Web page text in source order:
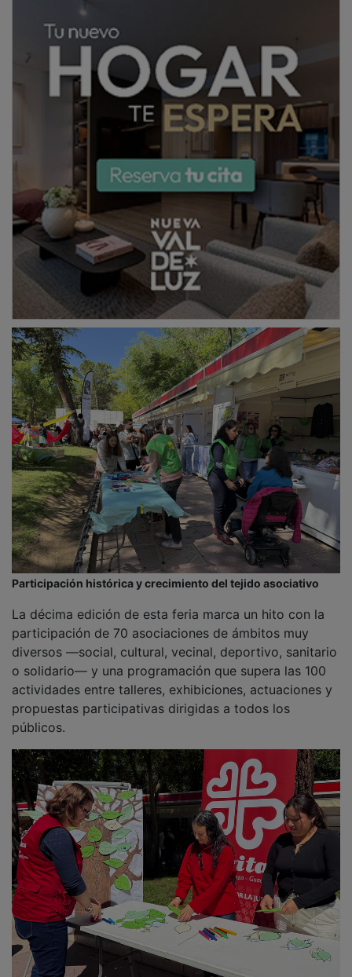
Participación histórica y crecimiento del tejido asociativo
La décima edición de esta feria marca un hito con la
participación de 70 asociaciones de ámbitos muy
diversos —social, cultural, vecinal, deportivo, sanitario
o solidario— y una programación que supera las 100
actividades entre talleres, exhibiciones, actuaciones y
propuestas participativas dirigidas a todos los
públicos.
Este dato refleja el importante crecimiento de la feria,
cuya participación se ha casi duplicado en sus diez
años de trayectoria, consolidándose como uno de los
eventos más representativos del dinamismo social de
Durante toda la jornada, miles de vecinos han podido
acercarse a los distintos stands para conocer de
primera mano la labor de las asociaciones, participar
en talleres y disfrutar de actividades como
exhibiciones de danza, conciertos, propuestas
infantiles, acciones de sensibilización o espacios de
voluntariado y convivencia.